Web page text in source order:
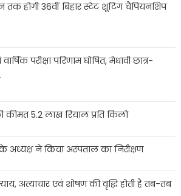
तक होगी 36वीं बिहार स्टेट शूटिंग चैंपियनशिप
परीक्षा परिणाम घोषित, मेधावी छात्र-
5.2 लाख रियाल प्रति किलो
अध्यक्ष ने किया अस्पताल का निरीक्षण
अत्याचार एवं शोषण की वृद्धि होती है तब-तब